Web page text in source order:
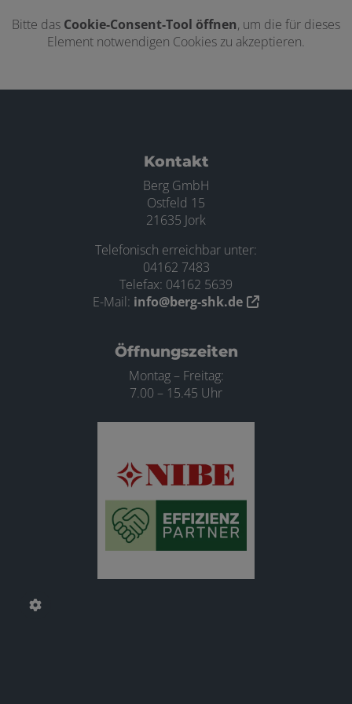
Bitte das Cookie-Consent-Tool öffnen, um die für dieses
Element notwendigen Cookies zu akzeptieren.
Kontakt
Berg GmbH
Ostfeld 15
21635 Jork
Telefonisch erreichbar unter:
04162 7483
Telefax: 04162 5639
E-Mail: info@berg-shk.de
Öffnungszeiten
Montag – Freitag:
7.00 – 15.45 Uhr